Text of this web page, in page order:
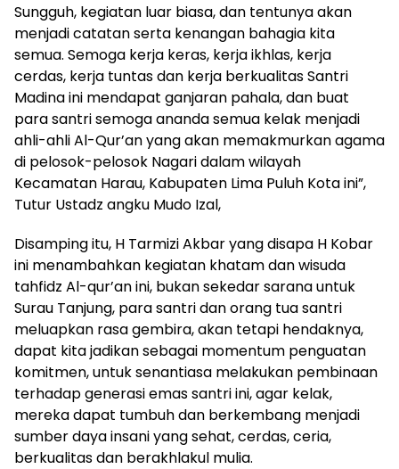
Sungguh, kegiatan luar biasa, dan tentunya akan
menjadi catatan serta kenangan bahagia kita
semua. Semoga kerja keras, kerja ikhlas, kerja
cerdas, kerja tuntas dan kerja berkualitas Santri
Madina ini mendapat ganjaran pahala, dan buat
para santri semoga ananda semua kelak menjadi
ahli-ahli Al-Qur’an yang akan memakmurkan agama
di pelosok-pelosok Nagari dalam wilayah
Kecamatan Harau, Kabupaten Lima Puluh Kota ini”,
Tutur Ustadz angku Mudo Izal,
Disamping itu, H Tarmizi Akbar yang disapa H Kobar
ini menambahkan kegiatan khatam dan wisuda
tahfidz Al-qur’an ini, bukan sekedar sarana untuk
Surau Tanjung, para santri dan orang tua santri
meluapkan rasa gembira, akan tetapi hendaknya,
dapat kita jadikan sebagai momentum penguatan
komitmen, untuk senantiasa melakukan pembinaan
terhadap generasi emas santri ini, agar kelak,
mereka dapat tumbuh dan berkembang menjadi
sumber daya insani yang sehat, cerdas, ceria,
berkualitas dan berakhlakul mulia.